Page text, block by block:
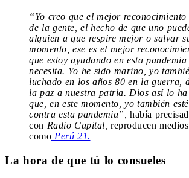
“Yo creo que el mejor
de la gente, el hecho de que uno
alguien a que respire mejor o salvar
momento, ese es el mejor
que estoy ayudando en esta
necesita. Yo he sido marino, yo
luchado en los años 80 en la guerra,
la paz a nuestra patria. Dios así lo ha
que, en este momento, yo también
contra esta pandemia”, había
con Radio Capital, reproducen
como Perú 21.
La hora de que tú lo consueles